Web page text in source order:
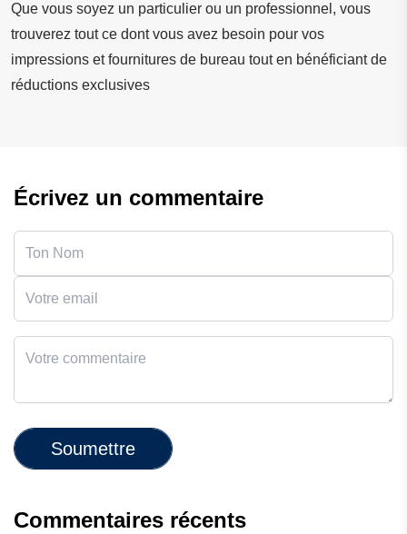
Que vous soyez un particulier ou un professionnel, vous
trouverez tout ce dont vous avez besoin pour vos
impressions et fournitures de bureau tout en bénéficiant de
réductions exclusives
Écrivez un commentaire
Soumettre
Commentaires récents